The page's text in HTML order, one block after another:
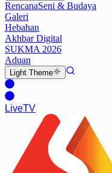
RencanaSeni & Budaya
Galeri
Hebahan
Akhbar Digital
SUKMA 2026
Aduan
Light Theme
LiveTV